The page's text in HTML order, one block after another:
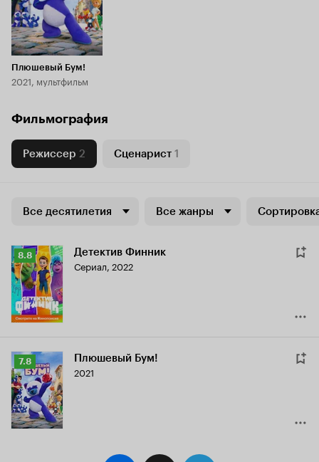
Плюшевый Бум!
2021, мультфильм
Фильмография
Режиссер 2 Сценарист 1
Все десятилетия Все жанры
Рейтинг
Кинопоиска
8.8
8.8 Детектив Финник
Сериал, 2022
Рейтинг
Кинопоиска
7.8
7.8 Плюшевый Бум!
2021